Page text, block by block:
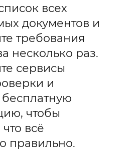
всех
документов и
требования
несколько раз.
сервисы
и
бесплатную
чтобы
всё
правильно.